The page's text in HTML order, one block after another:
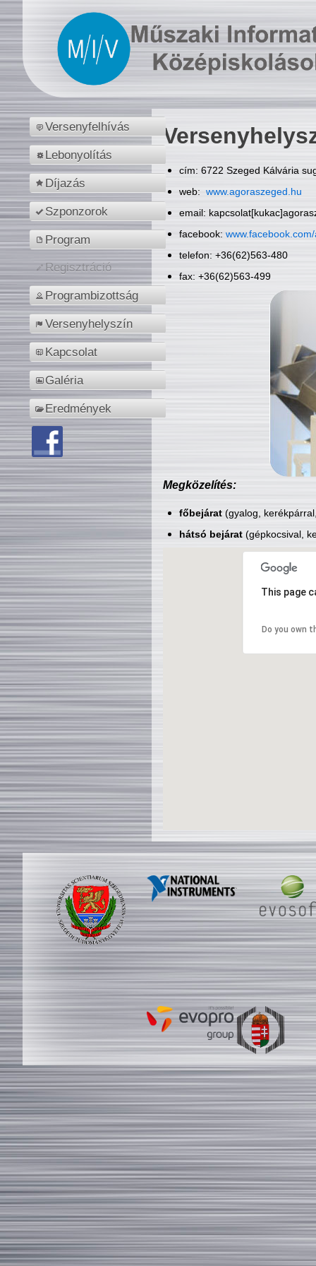
Versenyfelhívás
Lebonyolítás
Díjazás
Szponzorok
Program
Regisztráció
Programbizottság
Versenyhelyszín
Kapcsolat
Galéria
Eredmények
cím: 6722 Szeged Kálvária
web: www.agoraszeged.hu
email:
facebook:
telefon: +36(62)563-480
fax: +36(62)563-499
Megközelítés:
főbejárat(gyalog,
hátsó bejárat(gépkocsival,
This page
Do you own